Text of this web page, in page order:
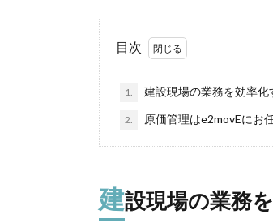
目次
1. 建設現場の業務を効率化
2. 原価管理はe2movEにお
建設現場の業務